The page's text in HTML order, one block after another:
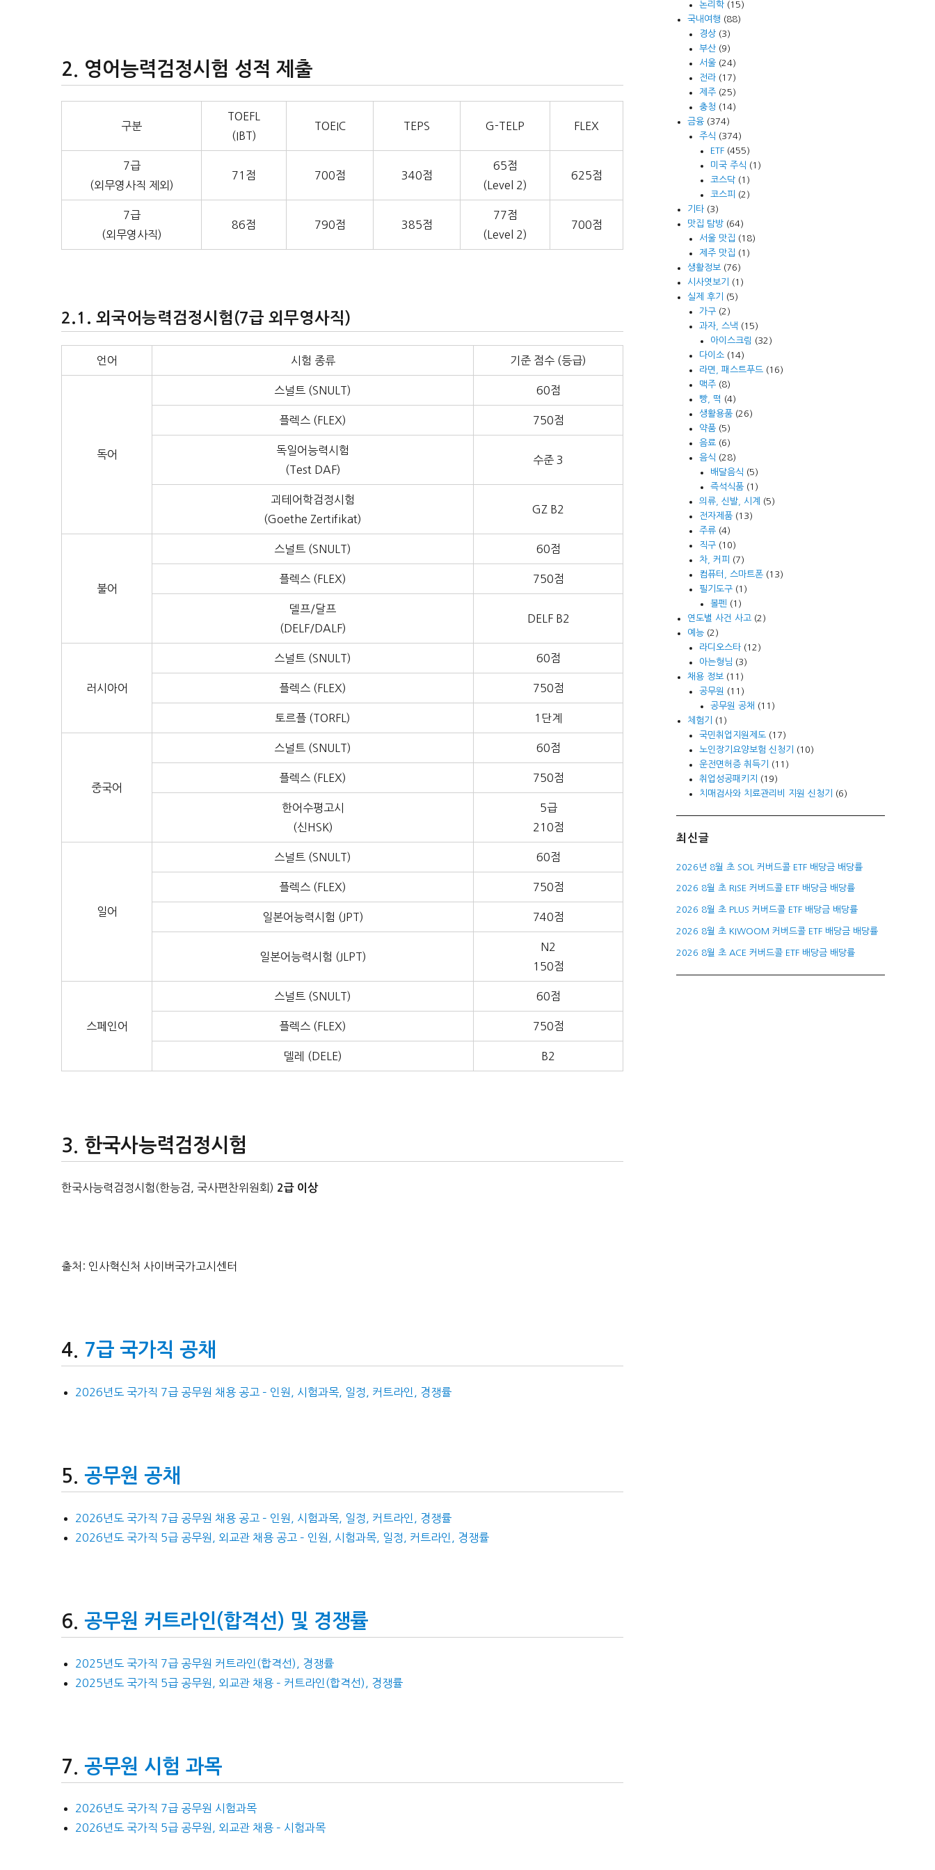
영어능력검정시험 성적 제출
구분
TOEFL
(IBT)
TOEIC TEPS G-TELP FLEX
7급
(외무영사직 제외)
71점 700점 340점
65점
(Level 2)
625점
7급
(외무영사직)
86점 790점 385점
77점
(Level 2)
700점
외국어능력검정시험(7급 외무영사직)
언어 시험 종류 기준 점수 (등급)
독어
스널트 (SNULT) 60점
플렉스 (FLEX) 750점
독일어능력시험
(Test DAF)
수준 3
괴테어학검정시험
(Goethe Zertifikat)
GZ B2
불어
스널트 (SNULT) 60점
플렉스 (FLEX) 750점
델프/달프
(DELF/DALF)
DELF B2
러시아어
스널트 (SNULT) 60점
플렉스 (FLEX) 750점
토르플 (TORFL) 1단계
중국어
스널트 (SNULT) 60점
플렉스 (FLEX) 750점
한어수평고시
(신HSK)
5급
210점
일어
스널트 (SNULT) 60점
플렉스 (FLEX) 750점
일본어능력시험 (JPT) 740점
일본어능력시험 (JLPT)
N2
150점
스페인어
스널트 (SNULT) 60점
플렉스 (FLEX) 750점
델레 (DELE) B2
한국사능력검정시험
한국사능력검정시험(한능검, 국사편찬위원회) 2급 이상
출처: 인사혁신처 사이버국가고시센터
7급 국가직 공채
2026년도 국가직 7급 공무원 채용 공고 – 인원, 시험과목, 일정, 커트라인, 경쟁률
공무원 공채
2026년도 국가직 7급 공무원 채용 공고 – 인원, 시험과목, 일정, 커트라인, 경쟁률
2026년도 국가직 5급 공무원, 외교관 채용 공고 – 인원, 시험과목, 일정, 커트라인, 경쟁률
공무원 커트라인(합격선) 및 경쟁률
2025년도 국가직 7급 공무원 커트라인(합격선), 경쟁률
2025년도 국가직 5급 공무원, 외교관 채용 – 커트라인(합격선), 경쟁률
공무원 시험 과목
2026년도 국가직 7급 공무원 시험과목
2026년도 국가직 5급 공무원, 외교관 채용 – 시험과목
논리학(15)
국내여행 (88)
경상(3)
부산(9)
서울(24)
전라(17)
제주(25)
충청 (14)
금융 (374)
주식 (374)
ETF(455)
미국 주식 (1)
코스닥(1)
코스피
(2)
기타 (3)
맛집 탐방 (64)
서울 맛집 (18)
제주 맛집 (1)
생활정보 (76)
시사엿보기
(1)
실제 후기
(5)
가구(2)
과자, 스낵 (15)
아이스크림 (32)
다이소(14)
라면, 패스트푸드(16)
맥주(8)
빵, 떡 (4)
생활용품(26)
약품(5)
음료(6)
음식 (28)
배달음식 (5)
즉석식품(1)
의류, 신발, 시계
(5)
전자제품(13)
주류(4)
직구(10)
차, 커피
(7)
컴퓨터, 스마트폰(13)
필기도구(1)
볼펜 (1)
연도별 사건 사고 (2)
예능 (2)
라디오스타(12)
아는형님 (3)
채용 정보 (11)
공무원
(11)
공무원 공채 (11)
체험기
(1)
국민취업지원제도(17)
노인장기요양보험 신청기
(10)
운전면허증 취득기
(11)
취업성공패키지
(19)
치매검사와 치료관리비 지원 신청기
(6)
최신글
2026년 8월 초 SOL 커버드콜 ETF 배당금 배당률
2026 8월 초 RISE 커버드콜 ETF 배당금 배당률
2026 8월 초 PLUS 커버드콜 ETF 배당금 배당률
2026 8월 초 KIWOOM 커버드콜 ETF 배당금 배당률
2026 8월 초 ACE 커버드콜 ETF 배당금 배당률